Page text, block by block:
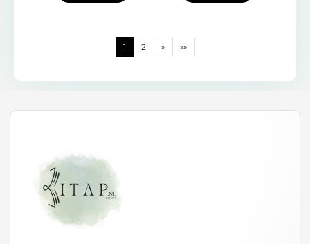
1 2 » »»